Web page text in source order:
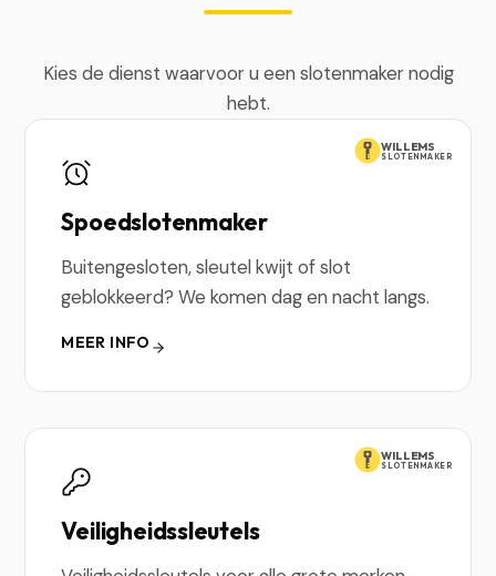
Kies de dienst waarvoor u een slotenmaker nodig
hebt.
WILLEMS
SLOTENMAKER
Spoedslotenmaker
Buitengesloten, sleutel kwijt of slot
geblokkeerd? We komen dag en nacht langs.
MEER INFO
WILLEMS
SLOTENMAKER
Veiligheidssleutels